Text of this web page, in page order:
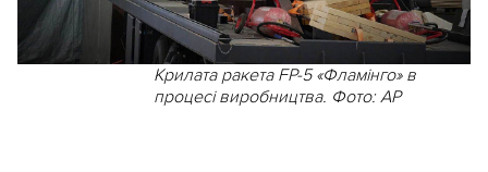
Крилата ракета FP-5 «Фламінго» в
процесі виробництва. Фото: AP